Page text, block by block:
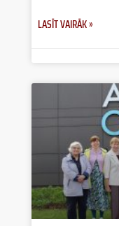
LASĪT VAIRĀK »